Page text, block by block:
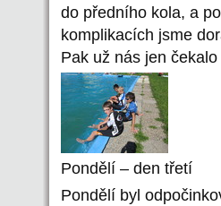
do předního kola, a
komplikacích jsme
Pak už nás jen
Pondělí – den třetí
Pondělí byl